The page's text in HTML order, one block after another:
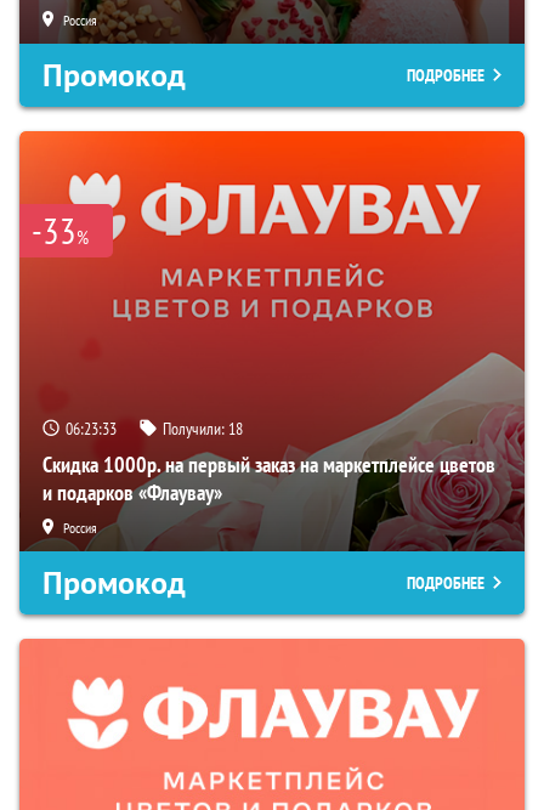
Россия
Промокод ПОДРОБНЕЕ
-33%
06:23:32 Получили: 18
Скидка 1000р. на первый заказ на маркетплейсе цветов
и подарков «Флаувау»
Россия
Промокод ПОДРОБНЕЕ